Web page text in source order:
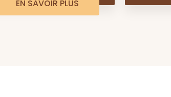
EN SAVOIR PLUS